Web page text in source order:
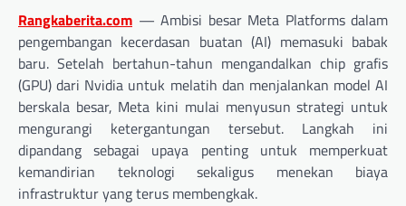
Rangkaberita.com — Ambisi besar Meta Platforms dalam
pengembangan kecerdasan buatan (AI) memasuki babak
baru. Setelah bertahun-tahun mengandalkan chip grafis
(GPU) dari Nvidia untuk melatih dan menjalankan model AI
berskala besar, Meta kini mulai menyusun strategi untuk
mengurangi ketergantungan tersebut. Langkah ini
dipandang sebagai upaya penting untuk memperkuat
kemandirian teknologi sekaligus menekan biaya
infrastruktur yang terus membengkak.